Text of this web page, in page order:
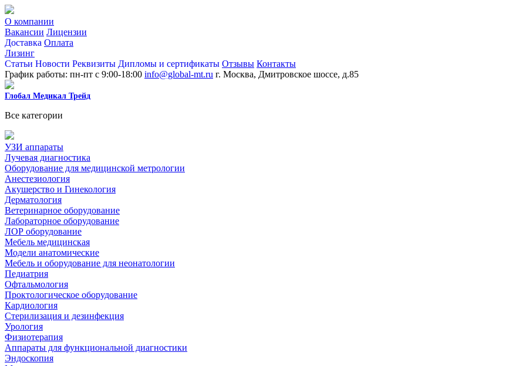
О компании
Вакансии Лицензии
Доставка Оплата
Лизинг
Статьи Новости Реквизиты Дипломы и сертификаты Отзывы Контакты
График работы: пн-пт с 9:00-18:00 info@global-mt.ru г. Москва, Дмитровское шоссе, д.85
Глобал Медикал Трейд
Все категории
УЗИ аппараты
Лучевая диагностика
Оборудование для медицинской метрологии
Анестезиология
Акушерство и Гинекология
Дерматология
Ветеринарное оборудование
Лабораторное оборудование
ЛОР оборудование
Мебель медицинская
Модели анатомические
Мебель и оборудование для неонатологии
Педиатрия
Офтальмология
Проктологическое оборудование
Кардиология
Стерилизация и дезинфекция
Урология
Физиотерапия
Аппараты для функциональной диагностики
Эндоскопия